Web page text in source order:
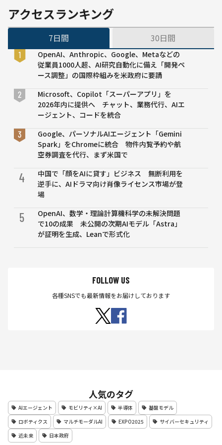
ォトや
文脈を反
映 米国の
できるよ
アクセスランキング
7日間 30日間
OpenAI、Anthropic、Google、Metaなどの
従業員1000人超、AI研究自動化に備え「開発ペ
ース調整」の国際枠組みを米政府に要請
Microsoft、Copilot「スーパーアプリ」を
2026年内に提供へ チャット、業務代行、AIエ
ージェント、コードを統合
Google、パーソナルAIエージェント「Gemini
Spark」をChromeに統合 物件内覧予約や航
空券調査を代行、まず米国で
4
中国で「顔をAIに貸す」ビジネス 無断利用を
逆手に、AIドラマ向け肖像ライセンス市場が登
場
5
OpenAI、数学・理論計算機科学の未解決問題
で10の成果 未公開の次期AIモデル「Astra」
が証明を生成、Leanで形式化
FOLLOW US
各種SNSでも最新情報をお届けしております
人気のタグ
AIエージェント モビリティ×AI 半導体
基盤モデル
ロボティクス
マルチモーダルAI EXPO2025
サイバーセキュリティ
近未来
日本政府